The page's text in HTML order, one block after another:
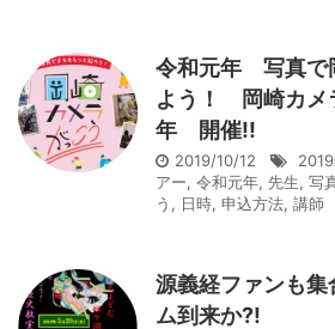
令和元年 写真で
よう！ 岡崎カメ
年 開催!!
2019/10/12
アー, 令和元年, 先生, 写
う , 日時, 申込方法, 講師
源義経ファンも
ム到来か?!